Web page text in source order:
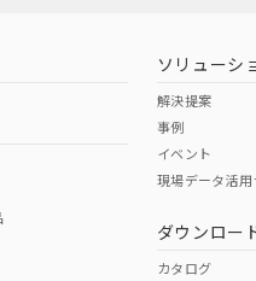
ソリューシ
解決提案
事例
イベント
現場データ活
ダウンロー
カタログ